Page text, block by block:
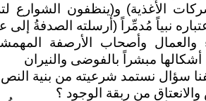
الأغذية) و(ينظفون الشوارع
نبياً مُدمِّراً (أرسلته الصدفةُ
وأصحاب الأرصفة
مبشراً بالفوضى والنيران
سؤال نستمد شرعيته من بنية النص
والانعتاق من ربقة الوجود ؟